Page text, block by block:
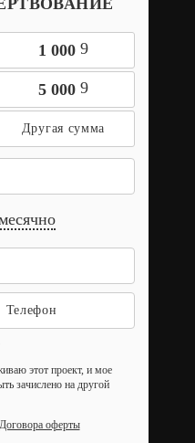
1 000 9
5 000 9
этот проект, и мое
зачислено на другой
Договора оферты